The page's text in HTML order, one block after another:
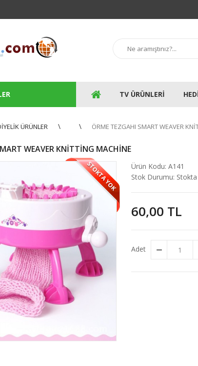
TV ÜRÜNLERI
ÜRÜNLER ÖRME TEZGAHI SMART WEAVER
WEAVER KNITTING MACHINE
STOKTA YOK Ürün Kodu: A141
Stok Durumu:
60,00 TL
Adet